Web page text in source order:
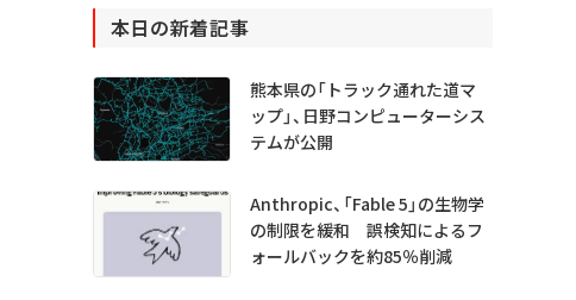
本日の新着記事
熊本県の「トラック通れた道マ
ップ」、日野コンピューターシス
テムが公開
Anthropic、「Fable 5」の生物学
の制限を緩和 誤検知によるフ
ォールバックを約85％削減